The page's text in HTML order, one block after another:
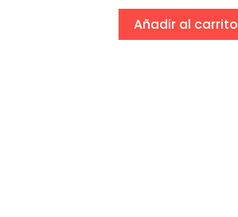
Añadir al carrito